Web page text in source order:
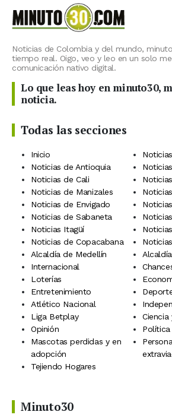
Noticias de Colombia y del mundo,
tiempo real. Oigo, veo y leo en un solo
comunicación nativo digital.
Lo que leas hoy en minuto30,
noticia.
Todas las secciones
Inicio
Noticias de Antioquia
Noticias de Cali
Noticias de Manizales
Noticias de Envigado
Noticias de Sabaneta
Noticias Itagüí
Noticias de Copacabana
Alcaldía de Medellín
Internacional
Loterías
Entretenimiento
Atlético Nacional
Liga Betplay
Ciencia
Opinión
Política
Mascotas perdidas y en
adopción
Tejiendo Hogares
Minuto30